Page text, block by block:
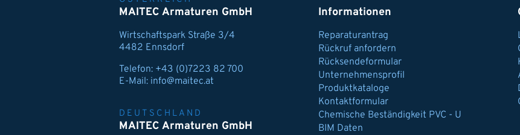
MAITEC Armaturen GmbH
Wirtschaftspark Straße 3/4
4482 Ennsdorf
Telefon: +43 (0)7223 82 700
E-Mail: info@maitec.at
DEUTSCHLAND
MAITEC Armaturen GmbH
Informationen
Reparaturantrag
Rückruf anfordern
Rücksendeformular
Unternehmensprofil
Produktkataloge
Kontaktformular
Chemische Beständigkeit PVC - U
BIM Daten